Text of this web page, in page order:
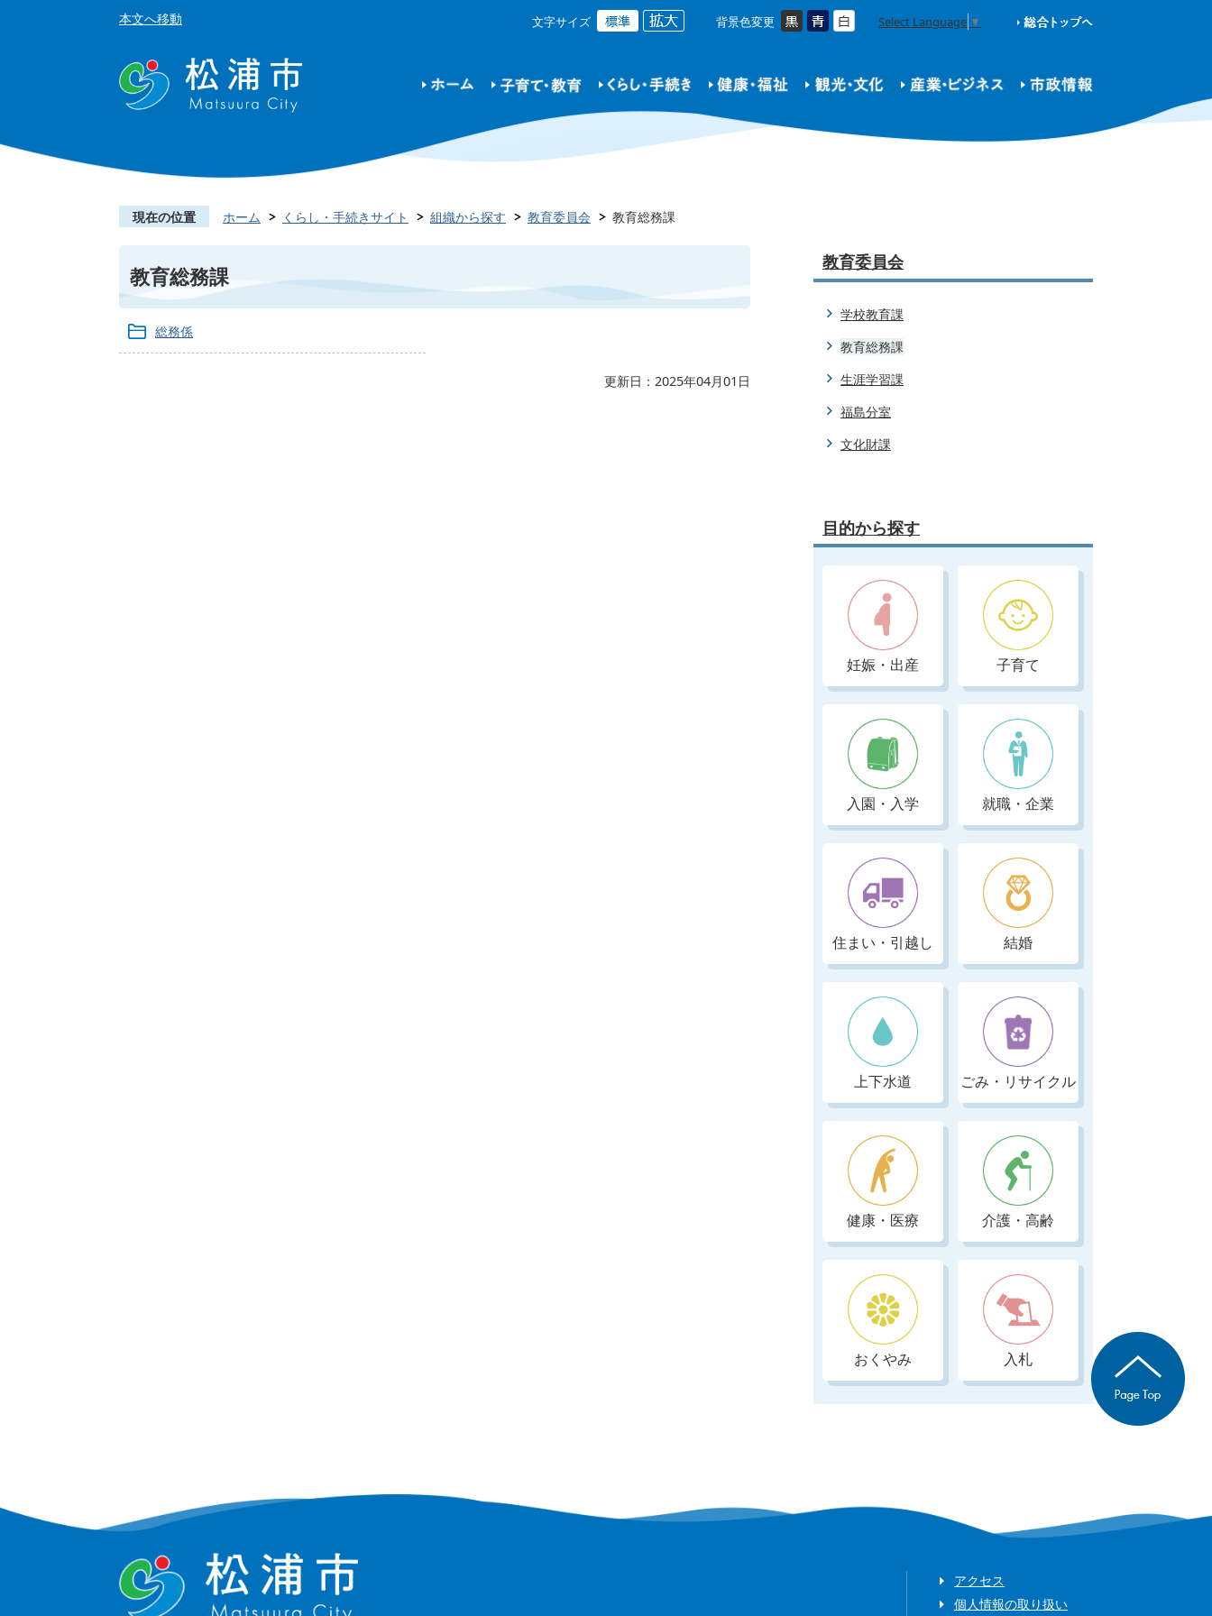
本文へ移動 文字サイズ 背景色変更 Select Language ▼
現在の位置 ホーム くらし・手続きサイト 組織から探す 教育委員会 教育総務課
教育総務課
総務係
更新日：2025年04月01日
教育委員会
学校教育課
教育総務課
生涯学習課
福島分室
文化財課
目的から探す
妊娠・出産 子育て
入園・入学 就職・企業
住まい・引越し 結婚
上下水道 ごみ・リサイクル
健康・医療 介護・高齢
おくやみ 入札
アクセス
個人情報の取り扱い